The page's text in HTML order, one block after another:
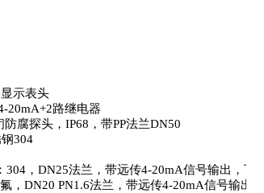
示表头
20mA+2路继电器
腐探头， IP68 ，带PP法兰DN50
304
304 ， DN25法兰，带远传4-20mA信号输出，下
， DN20 PN1.6法兰，带远传4-20mA信号输出